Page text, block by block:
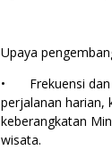
Upaya
•
Frekuensi
perjalanan harian,
keberangkatan
wisata.